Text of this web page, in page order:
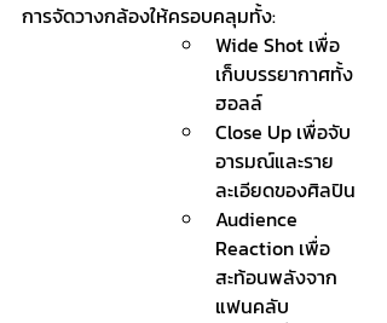
การจัดวางกล้องให้ครอบคลุมทั้ง:
Wide Shot เพื่อ
เก็บบรรยากาศทั้ง
ฮอลล์
Close Up เพื่อจับ
อารมณ์และราย
ละเอียดของศิลปิน
Audience
Reaction เพื่อ
สะท้อนพลังจาก
แฟนคลับ